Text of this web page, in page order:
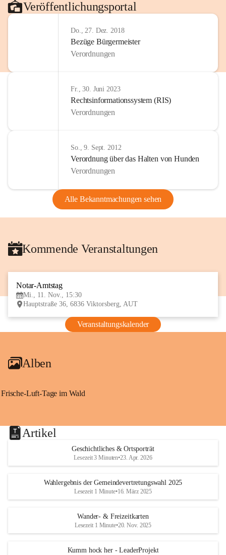
Veröffentlichungsportal
Do., 27. Dez. 2018
Bezüge Bürgermeister
Verordnungen
Fr., 30. Juni 2023
Rechtsinformationssystem (RIS)
Verordnungen
So., 9. Sept. 2012
Verordnung über das Halten von Hunden
Verordnungen
Alle Bekanntmachungen sehen
Kommende Veranstaltungen
Notar-Amtstag
Mi., 11. Nov., 15:30
Hauptstraße 36, 6836 Viktorsberg, AUT
Veranstaltungskalender
Alben
Frische-Luft-Tage im Wald
Artikel
Geschichtliches & Ortsporträt
Lesezeit 3 Minuten•23. Apr. 2026
Wahlergebnis der Gemeindevertretungswahl 2025
Lesezeit 1 Minute•16. März 2025
Wander- & Freizeitkarten
Lesezeit 1 Minute•20. Nov. 2025
Kumm hock her - LeaderProjekt